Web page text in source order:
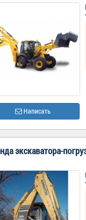
Написать
экскаватора-